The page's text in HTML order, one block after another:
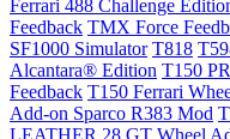
Ferrari 488 Challenge
Feedback TMX Force
SF1000 Simulator T818
Alcantara® Edition T150
Feedback T150 Ferrari
Add-on Sparco R383 Mod
LEATHER 28 GT Wheel